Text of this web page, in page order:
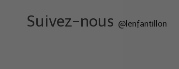
Suivez-nous @lenfantillon